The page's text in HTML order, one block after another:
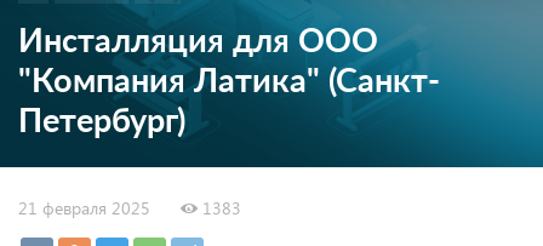
Инсталляция для ООО
"Компания Латика" (Санкт-
Петербург)
21 февраля 2025 1383